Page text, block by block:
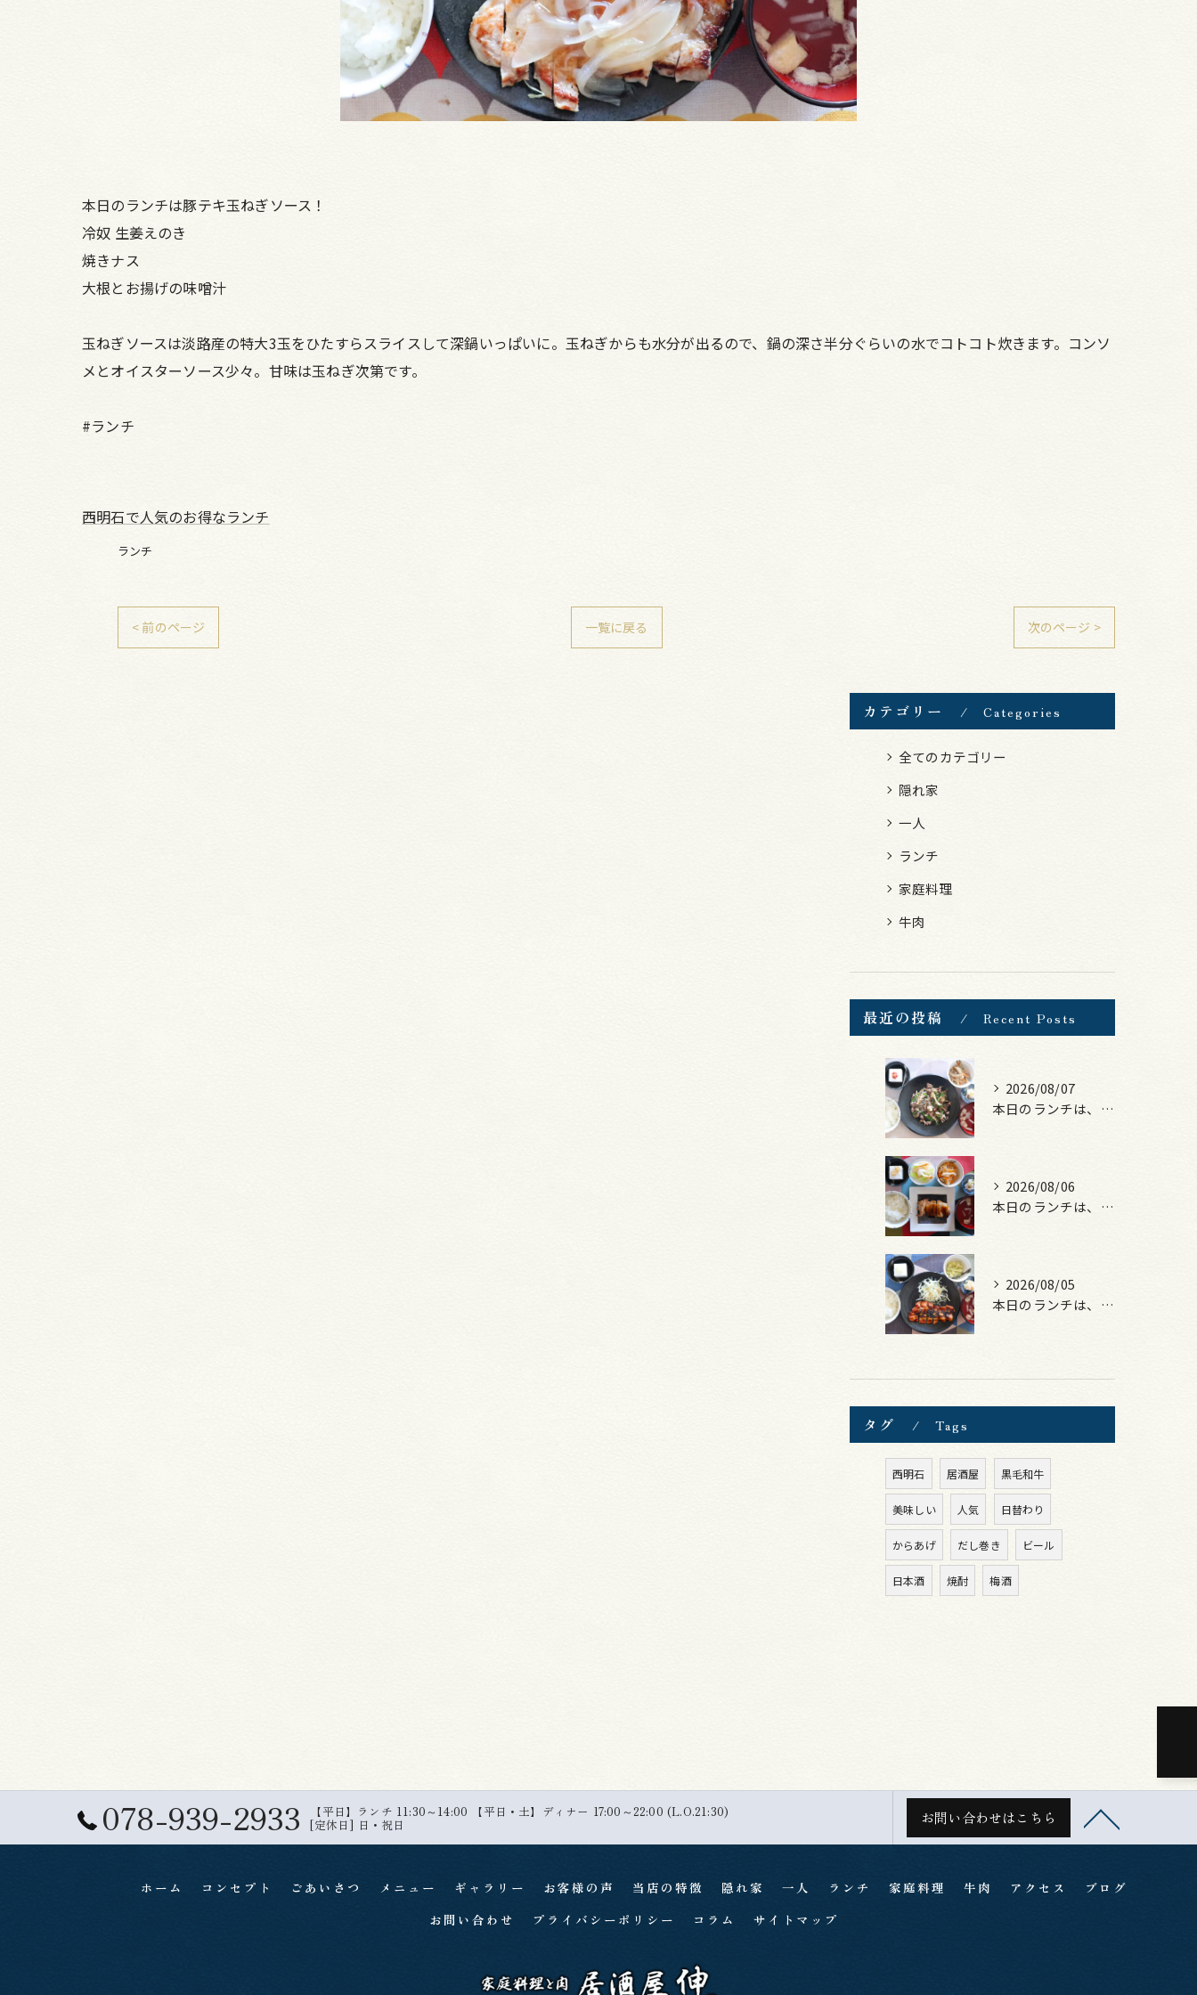
本日のランチは豚テキ玉ねぎソース！
冷奴 生姜えのき
焼きナス
大根とお揚げの味噌汁
玉ねぎソースは淡路産の特大3玉をひたすらスライスして深鍋いっぱいに。玉ねぎからも水分が出るので、鍋の深さ半分ぐらいの水でコトコト炊きます。コンソ
メとオイスターソース少々。甘味は玉ねぎ次第です。
#ランチ
西明石で人気のお得なランチ
ランチ
< 前のページ 一覧に戻る 次のページ >
カテゴリー Categories
全てのカテゴリー
隠れ家
一人
ランチ
家庭料理
牛肉
最近の投稿 Recent Posts
2026/08/07
本日のランチは、黒毛和牛のチャプチェ！
2026/08/06
本日のランチは、照焼きチキン！
2026/08/05
本日のランチは、ロース豚カツ梅はさみ！
タグ Tags
西明石 居酒屋 黒毛和牛
美味しい 人気 日替わり
からあげ だし巻き ビール
日本酒 焼酎 梅酒
078-939-2933 【平日】ランチ 11:30～14:00 【平日・土】ディナー 17:00～22:00 (L.O.21:30)
[定休日] 日・祝日 お問い合わせはこちら
ホーム コンセプト ごあいさつ メニュー ギャラリー お客様の声 当店の特徴 隠れ家 一人 ランチ 家庭料理 牛肉 アクセス
ブログ
お問い合わせ
プライバシーポリシー コラム サイトマップ